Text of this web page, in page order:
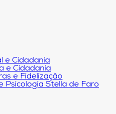
e Cidadania
e Cidadania
e Fidelização
Psicologia Stella de Faro